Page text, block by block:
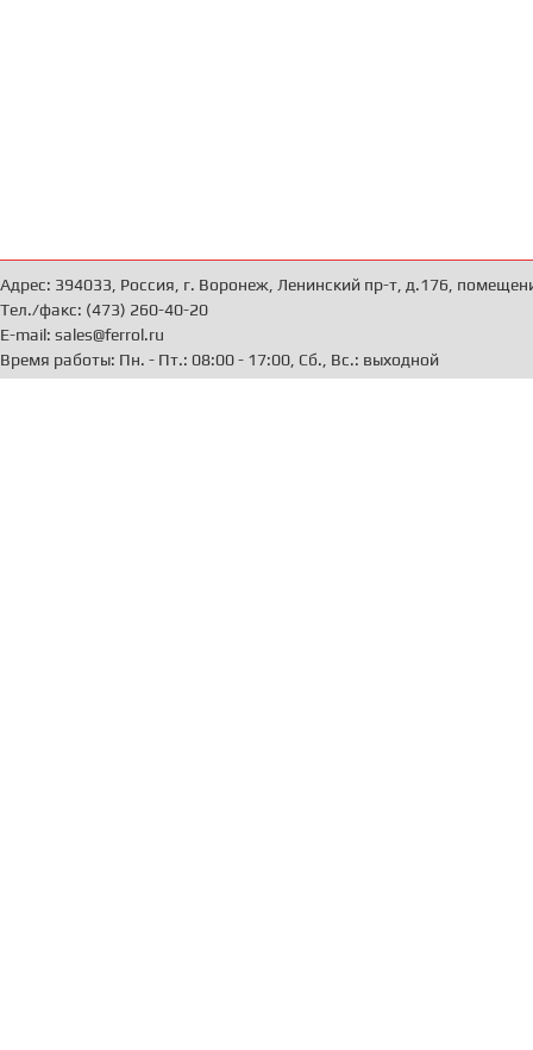
Адрес: 394033, Россия, г. Воронеж, Ленинский пр-т, д.176,
Тел./факс: (473) 260-40-20
E-mail: sales@ferrol.ru
Время работы: Пн. - Пт.: 08:00 - 17:00, Сб., Вс.: выходной